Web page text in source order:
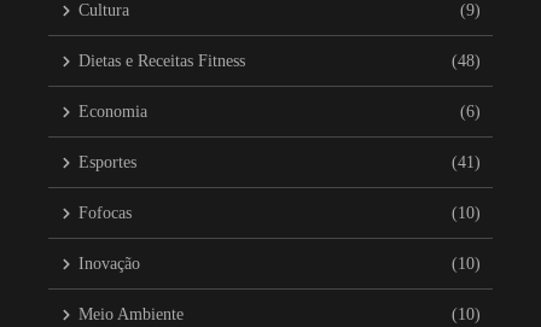
Cultura (9)
Dietas e Receitas Fitness (48)
Economia (6)
Esportes (41)
Fofocas (10)
Inovação (10)
Meio Ambiente (10)